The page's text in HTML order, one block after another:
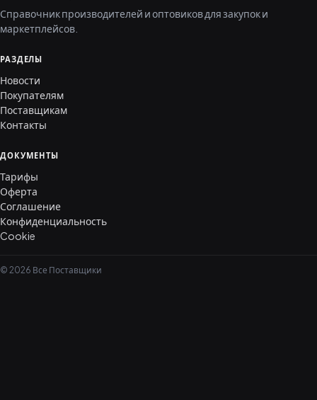
Справочник производителей и оптовиков для закупок и
маркетплейсов.
РАЗДЕЛЫ
Новости
Покупателям
Поставщикам
Контакты
ДОКУМЕНТЫ
Тарифы
Оферта
Соглашение
Конфиденциальность
Cookie
© 2026 Все Поставщики